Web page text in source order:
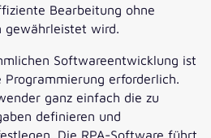
Bearbeitung ohne
gewährleistet wird.
Softwareentwicklung ist
Programmierung erforderlich.
ganz einfach die zu
definieren und
Die RPA-Software führt